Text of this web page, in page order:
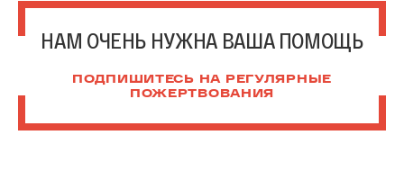
НАМ ОЧЕНЬ НУЖНА ВАША ПОМОЩЬ
ПОДПИШИТЕСЬ НА РЕГУЛЯРНЫЕ
ПОЖЕРТВОВАНИЯ